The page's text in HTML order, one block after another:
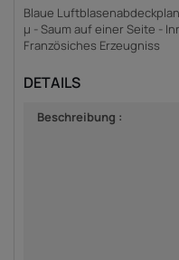
Blaue
µ - Saum auf einer Seite -
Französiches Erzeugniss
DETAILS
Beschreibung :